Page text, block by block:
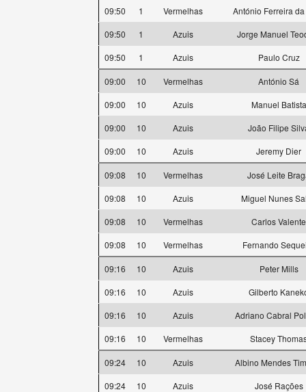
09:50
1 Vermelhas
António Ferreira
09:50
1 Azuis
Jorge Manuel
09:50
1 Azuis Paulo Cruz
09:00 10 Vermelhas
António Sá
09:00
10 Azuis
Manuel Batista
09:00
10 Azuis
João Filipe
09:00
10 Azuis Jeremy Dier
09:08 10 Vermelhas
José Leite
09:08
10 Azuis
Miguel Nunes
09:08
10 Vermelhas
Carlos Valente
09:08
10 Vermelhas Fernando
09:16 10 Azuis
Peter Mills
09:16
10 Azuis
Gilberto
09:16
10 Azuis
Adriano Cabral
09:16
10 Vermelhas Stacey
09:24 10 Azuis
Albino Mendes
09:24
10 Azuis
José Rações